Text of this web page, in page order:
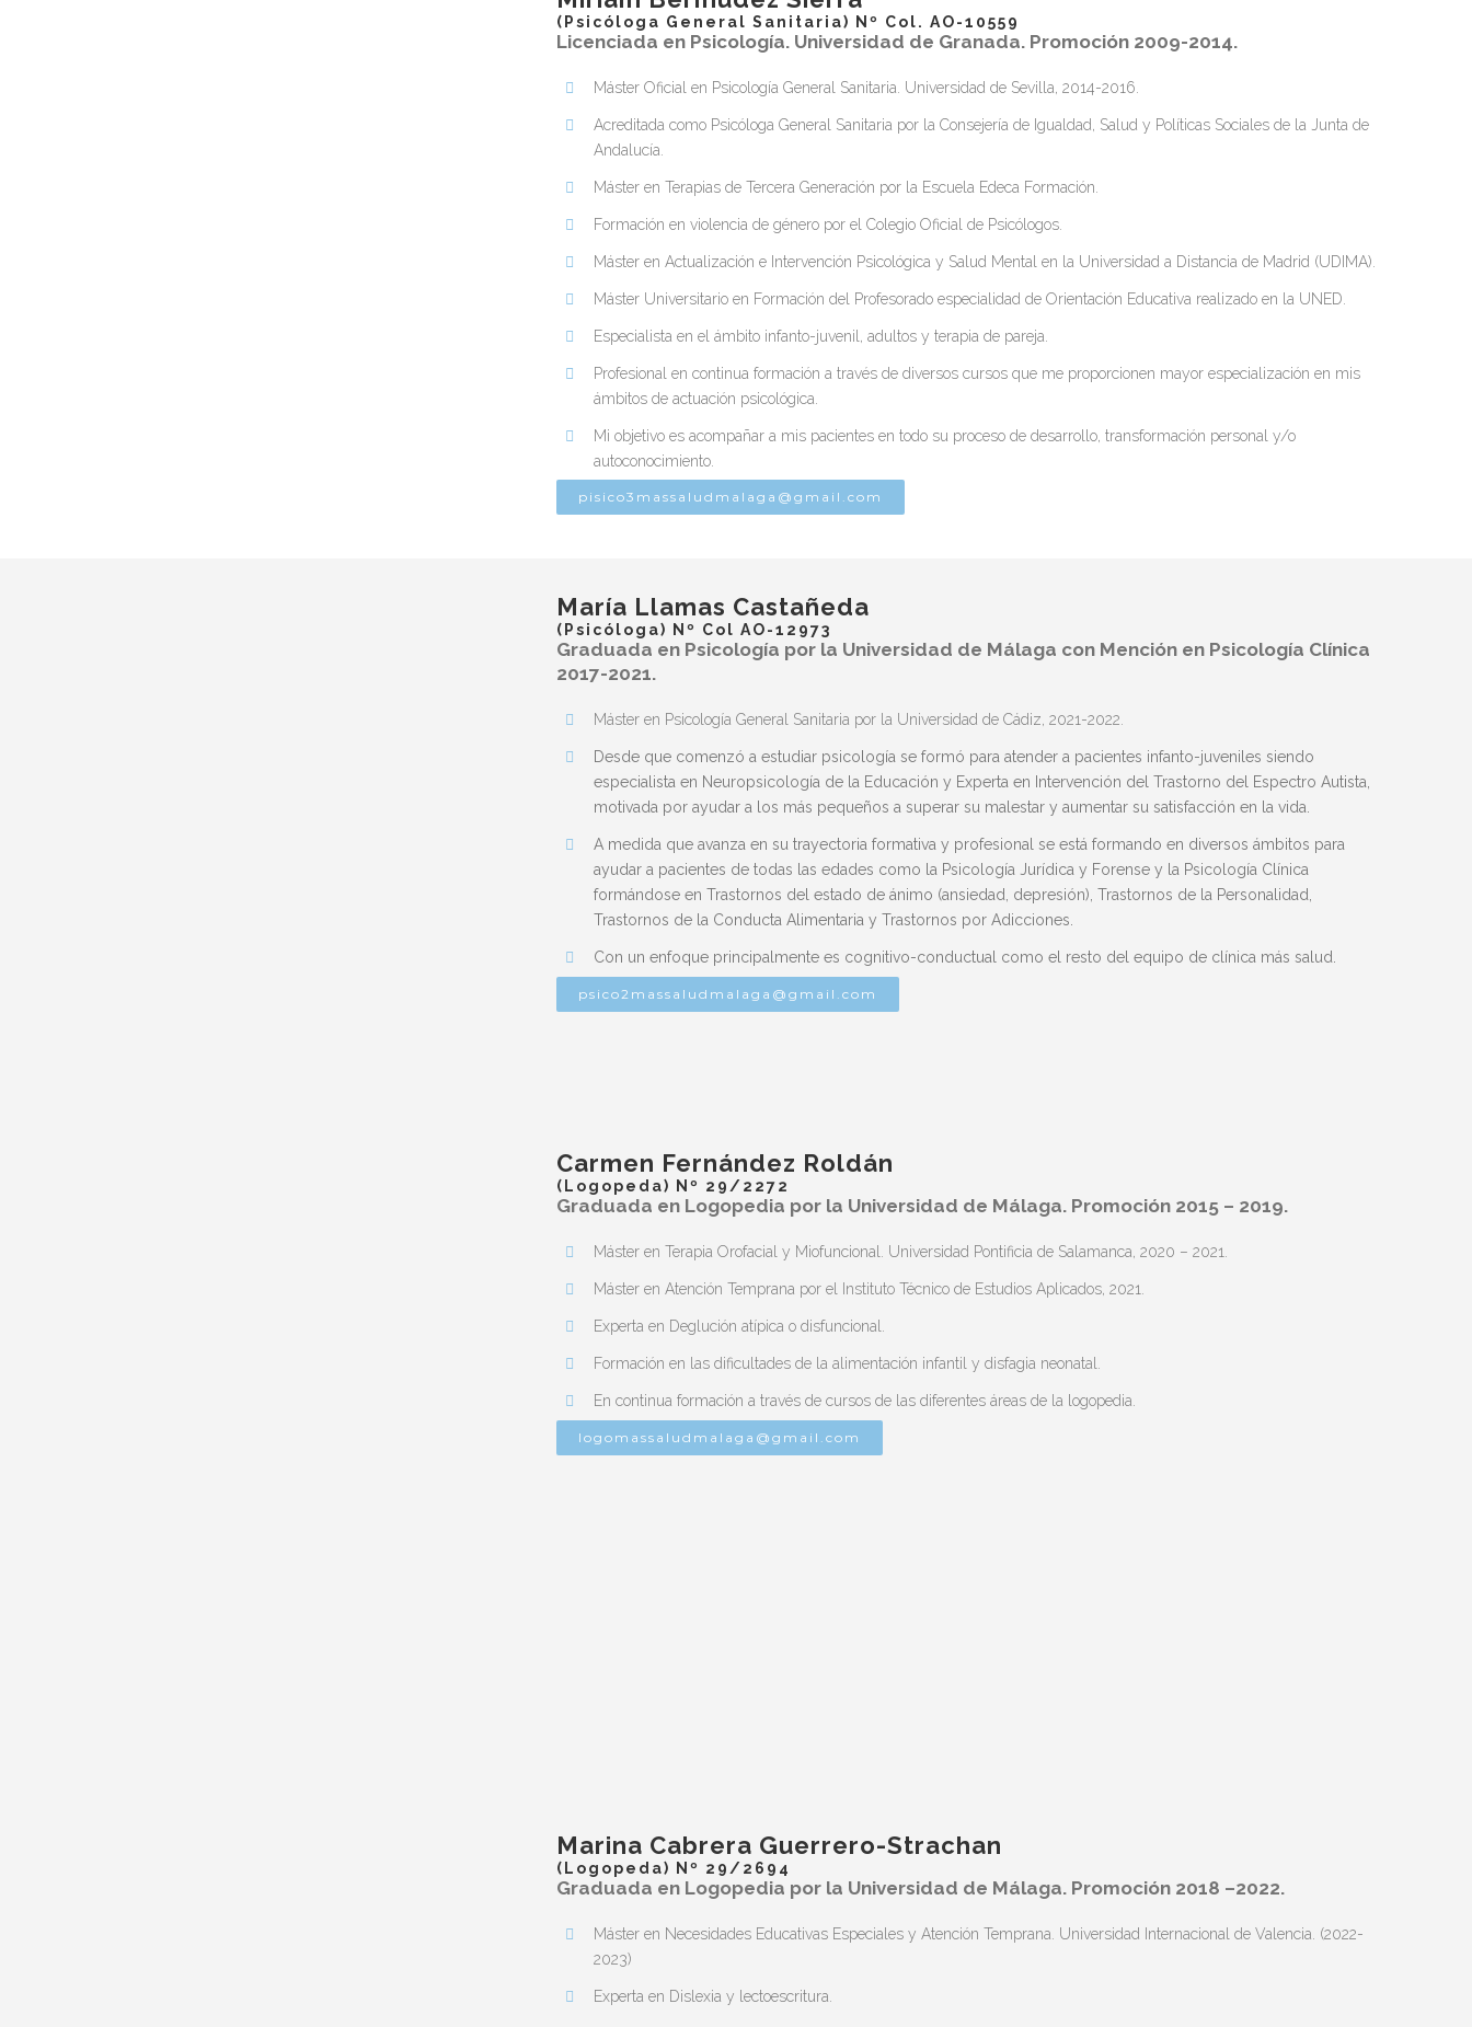
(Psicóloga General Sanitaria) Nº Col. AO-10559
Licenciada en Psicología. Universidad de Granada. Promoción 2009-2014.
Máster Oficial en Psicología General Sanitaria. Universidad de Sevilla, 2014-2016.
Acreditada como Psicóloga General Sanitaria por la Consejería de Igualdad, Salud y Políticas Sociales de la Junta de
Andalucía.
Máster en Terapias de Tercera Generación por la Escuela Edeca Formación.
Formación en violencia de género por el Colegio Oficial de Psicólogos.
Máster en Actualización e Intervención Psicológica y Salud Mental en la Universidad a Distancia de Madrid (UDIMA).
Máster Universitario en Formación del Profesorado especialidad de Orientación Educativa realizado en la UNED.
Especialista en el ámbito infanto-juvenil, adultos y terapia de pareja.
Profesional en continua formación a través de diversos cursos que me proporcionen mayor especialización en mis
ámbitos de actuación psicológica.
Mi objetivo es acompañar a mis pacientes en todo su proceso de desarrollo, transformación personal y/o
autoconocimiento.
pisico3massaludmalaga@gmail.com
María Llamas Castañeda
(Psicóloga) Nº Col AO-12973
Graduada en Psicología por la Universidad de Málaga con Mención en Psicología Clínica
2017-2021.
Máster en Psicología General Sanitaria por la Universidad de Cádiz, 2021-2022.
Desde que comenzó a estudiar psicología se formó para atender a pacientes infanto-juveniles siendo
especialista en Neuropsicología de la Educación y Experta en Intervención del Trastorno del Espectro Autista,
motivada por ayudar a los más pequeños a superar su malestar y aumentar su satisfacción en la vida.
A medida que avanza en su trayectoria formativa y profesional se está formando en diversos ámbitos para
ayudar a pacientes de todas las edades como la Psicología Jurídica y Forense y la Psicología Clínica
formándose en Trastornos del estado de ánimo (ansiedad, depresión), Trastornos de la Personalidad,
Trastornos de la Conducta Alimentaria y Trastornos por Adicciones.
Con un enfoque principalmente es cognitivo-conductual como el resto del equipo de clínica más salud.
psico2massaludmalaga@gmail.com
Carmen Fernández Roldán
(Logopeda) Nº 29/2272
Graduada en Logopedia por la Universidad de Málaga. Promoción 2015 – 2019.
Máster en Terapia Orofacial y Miofuncional. Universidad Pontificia de Salamanca, 2020 – 2021.
Máster en Atención Temprana por el Instituto Técnico de Estudios Aplicados, 2021.
Experta en Deglución atípica o disfuncional.
Formación en las dificultades de la alimentación infantil y disfagia neonatal.
En continua formación a través de cursos de las diferentes áreas de la logopedia.
logomassaludmalaga@gmail.com
Marina Cabrera Guerrero-Strachan
(Logopeda) Nº 29/2694
Graduada en Logopedia por la Universidad de Málaga. Promoción 2018 –2022.
Máster en Necesidades Educativas Especiales y Atención Temprana. Universidad Internacional de Valencia. (2022-
2023)
Experta en Dislexia y lectoescritura.